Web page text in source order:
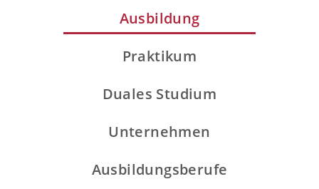
Ausbildung
Praktikum
Duales Studium
Unternehmen
Ausbildungsberufe